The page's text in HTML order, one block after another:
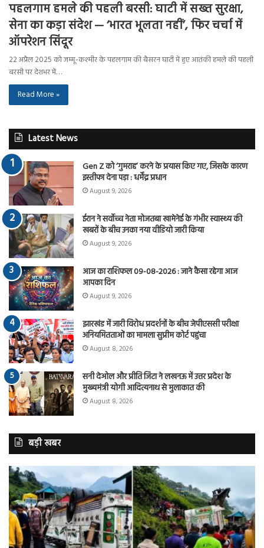
पहलगाम हमले की पहली बरसी: घाटी में सख्त सुरक्षा,
सेना का कड़ा संदेश — ‘भारत भूलता नहीं’, फिर चर्चा में
ऑपरेशन सिंदूर
22 अप्रैल 2025 को जम्मू-कश्मीर के पहलगाम की बैसरन घाटी में हुए आतंकी हमले की पहली
बरसी पर देशभर में…
Read More »
Latest News
Gen Z को ‘गुमराह’ करने के प्रयास किए गए, जिसके कारण
इस्तीफा देना पड़ा : धर्मेंद्र प्रधान
August 9, 2026
ईरान ने सर्वोच्च नेता मोजतबा खामेनेई के गंभीर स्वास्थ्य की
खबरों के बीच उनका नया वीडियो जारी किया
August 9, 2026
आज का राशिफल 09-08-2026 : जाने कैसा रहेगा आज
आपका दिन
August 9, 2026
झारखंड में जारी विरोध प्रदर्शनों के बीच जेपीएससी परीक्षा
अनियमितताओं का मामला सुप्रीम कोर्ट पहुंचा
August 8, 2026
सनी देओल और प्रीति जिंटा ने लखनऊ में उत्तर प्रदेश के
मुख्यमंत्री योगी आदित्यनाथ से मुलाकात की
August 8, 2026
बड़ी खबर